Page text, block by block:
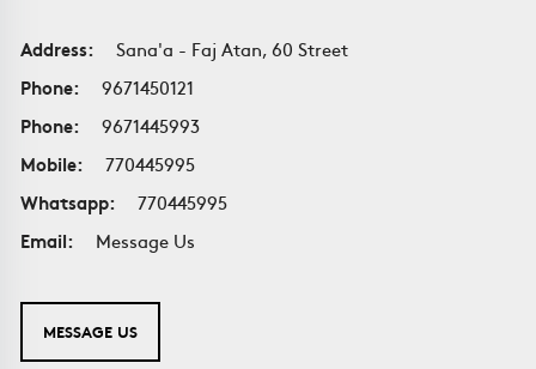
Address:
Sana'a - Faj Atan, 60 Street
Phone:
9671450121
Phone:
9671445993
Mobile:
770445995
Whatsapp:
770445995
Email:
Message Us
MESSAGE US